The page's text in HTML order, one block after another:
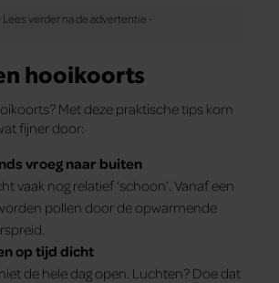
hooikoorts
Met deze praktische tips kom
fijner door:
vroeg naar buiten
vaak nog relatief ‘schoon’. Vanaf een
pollen door de opwarmende
op tijd dicht
de hele dag open. Luchten? Doe dat